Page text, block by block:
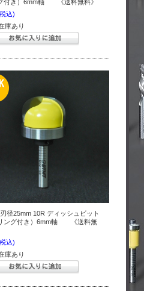
付き）6mm軸 《送料無料》
込)
庫あり
径25mm 10R ディッシュビット
リング付き）6mm軸 《送料無
込)
庫あり